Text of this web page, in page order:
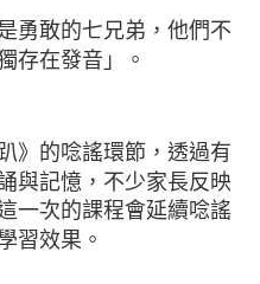
勇敢的七兄弟，他們不
存在發音」。
》的唸謠環節，透過有
與記憶，不少家長反映
一次的課程會延續唸謠
習效果。